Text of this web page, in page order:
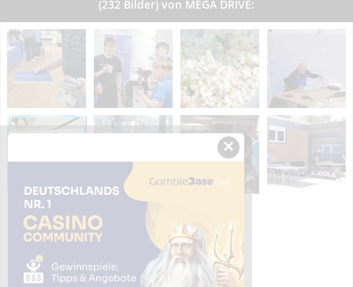
(232 Bilder) von MEGA DRIVE:
×